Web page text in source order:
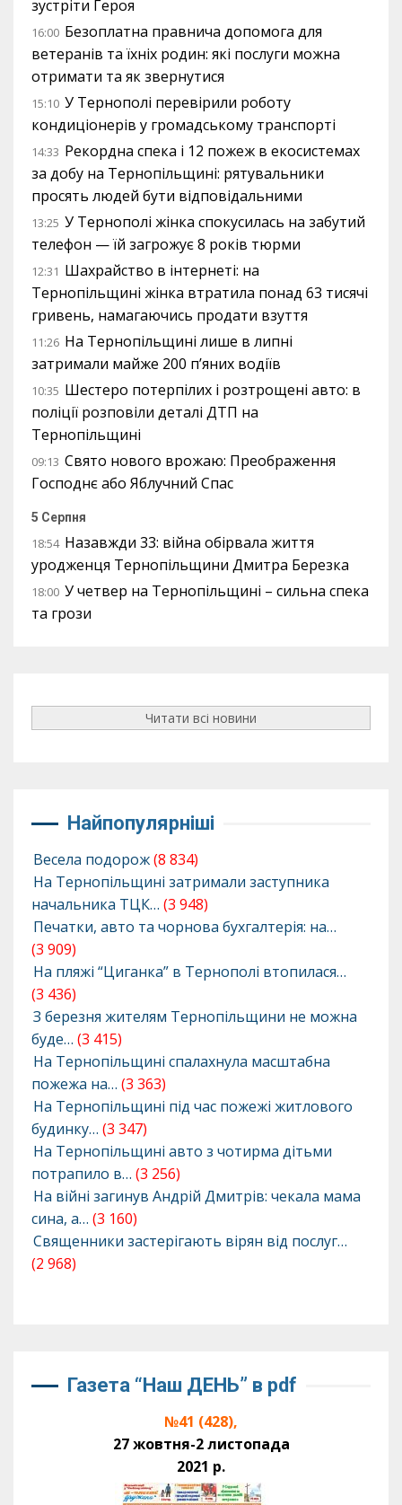
зустріти Героя
16:00 Безоплатна правнича допомога для
ветеранів та їхніх родин: які послуги можна
отримати та як звернутися
15:10 У Тернополі перевірили роботу
кондиціонерів у громадському транспорті
14:33 Рекордна спека і 12 пожеж в екосистемах
за добу на Тернопільщині: рятувальники
просять людей бути відповідальними
13:25 У Тернополі жінка спокусилась на забутий
телефон — їй загрожує 8 років тюрми
12:31 Шахрайство в інтернеті: на
Тернопільщині жінка втратила понад 63 тисячі
гривень, намагаючись продати взуття
11:26 На Тернопільщині лише в липні
затримали майже 200 п’яних водіїв
10:35 Шестеро потерпілих і розтрощені авто: в
поліції розповіли деталі ДТП на
Тернопільщині
09:13 Свято нового врожаю: Преображення
Господнє або Яблучний Спас
5 Серпня
18:54 Назавжди 33: війна обірвала життя
уродженця Тернопільщини Дмитра Березка
18:00 У четвер на Тернопільщині – сильна спека
та грози
Читати всі новини
Найпопулярніші
Весела подорож(8 834)
На Тернопільщині затримали заступника
начальника ТЦК… (3 948)
Печатки, авто та чорнова бухгалтерія: на…
(3 909)
На пляжі “Циганка” в Тернополі втопилася…
(3 436)
З березня жителям Тернопільщини не можна
буде… (3 415)
На Тернопільщині спалахнула масштабна
пожежа на… (3 363)
На Тернопільщині під час пожежі житлового
будинку… (3 347)
На Тернопільщині авто з чотирма дітьми
потрапило в… (3 256)
На війні загинув Андрій Дмитрів: чекала мама
сина, а… (3 160)
Священники застерігають вірян від послуг…
(2 968)
Газета “Наш ДЕНЬ” в pdf
№41 (428),
27 жовтня-2 листопада
2021 р.